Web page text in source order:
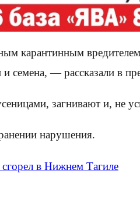
карантинным
семена, — рассказали в
загнивают и, не
нарушения.
в Нижнем Тагиле